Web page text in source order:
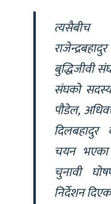
त्यसैबीच
बुद्धिजीवी
संघको
पौडेल,
दिलबहादुर
चयन
चुनावी
निर्देशन